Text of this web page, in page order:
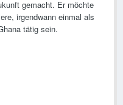
gemacht. Er möchte
irgendwann einmal als
tätig sein.